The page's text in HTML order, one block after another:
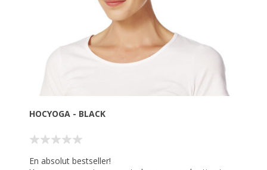
HOCYOGA - BLACK
En absolut bestseller!